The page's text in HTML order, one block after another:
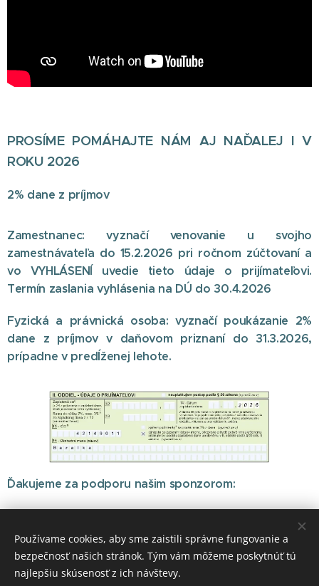
PROSÍME POMÁHAJTE NÁM AJ NAĎALEJ I V
ROKU 2026
2% dane z príjmov
Zamestnanec: vyznačí venovanie u svojho
zamestnávateľa do 15.2.2026 pri ročnom zúčtovaní a
vo VYHLÁSENÍ uvedie tieto údaje o prijímateľovi.
Termín zaslania vyhlásenia na DÚ do 30.4.2026
Fyzická a právnická osoba: vyznačí poukázanie 2%
dane z príjmov v daňovom priznaní do 31.3.2026,
prípadne v predĺženej lehote.
Ďakujeme za podporu našim sponzorom:
Používame cookies, aby sme zaistili správne fungovanie a
bezpečnosť našich stránok. Tým vám môžeme poskytnúť tú
najlepšiu skúsenosť z ich návštevy.